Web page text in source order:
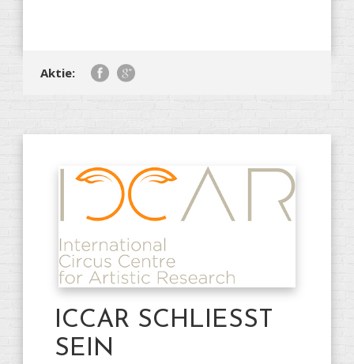
Aktie:
ICCAR SCHLIESST
SEIN